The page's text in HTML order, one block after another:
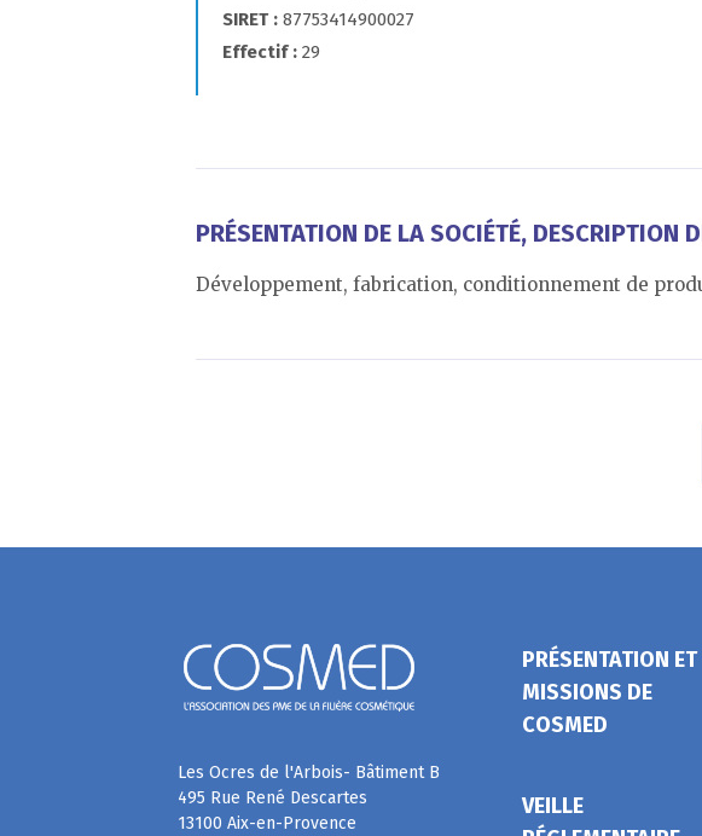
SIRET
87753414900027
Effectif
29
PRÉSENTATION DE LA SOCIÉTÉ, DESCRIPTION
Développement, fabrication, conditionnement de
Les Ocres de l'Arbois- Bâtiment B
495 Rue René Descartes
13100 Aix-en-Provence
PRÉSENTATION ET
MISSIONS DE
COSMED
VEILLE